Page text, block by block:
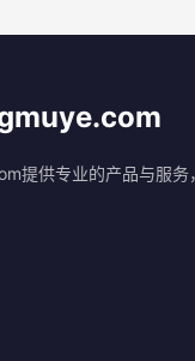
提供专业的产品与服务